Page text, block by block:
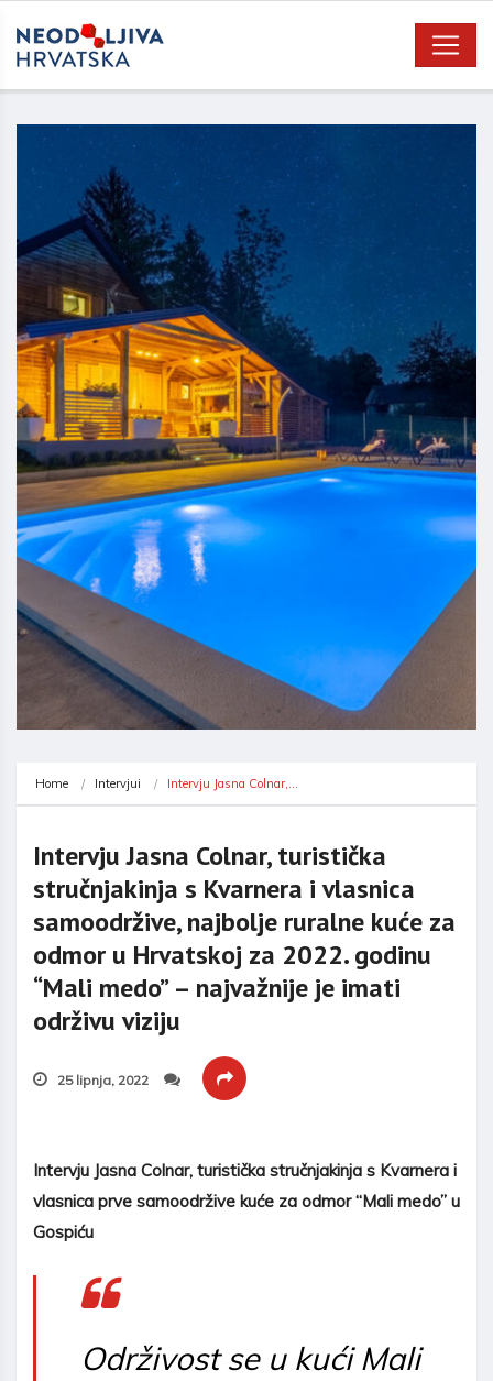
Home Intervjui Intervju Jasna Colnar,…
Intervju Jasna Colnar, turistička
stručnjakinja s Kvarnera i vlasnica
samoodržive, najbolje ruralne kuće za
odmor u Hrvatskoj za 2022. godinu
“Mali medo” – najvažnije je imati
održivu viziju
25 lipnja, 2022
Intervju Jasna Colnar, turistička stručnjakinja s Kvarnera i
vlasnica prve samoodržive kuće za odmor “Mali medo” u
Gospiću
Održivost se u kući Mali